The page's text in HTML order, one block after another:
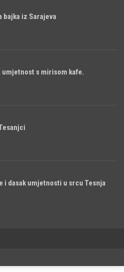
bajka iz Sarajeva
umjetnost s mirisom kafe.
i dasak umjetnosti u srcu Tesnja